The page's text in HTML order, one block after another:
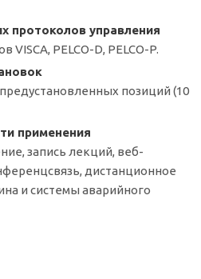
протоколов управления
PELCO-D, PELCO-P.
позиций (10
применения
запись лекций, веб-
дистанционное
и системы аварийного